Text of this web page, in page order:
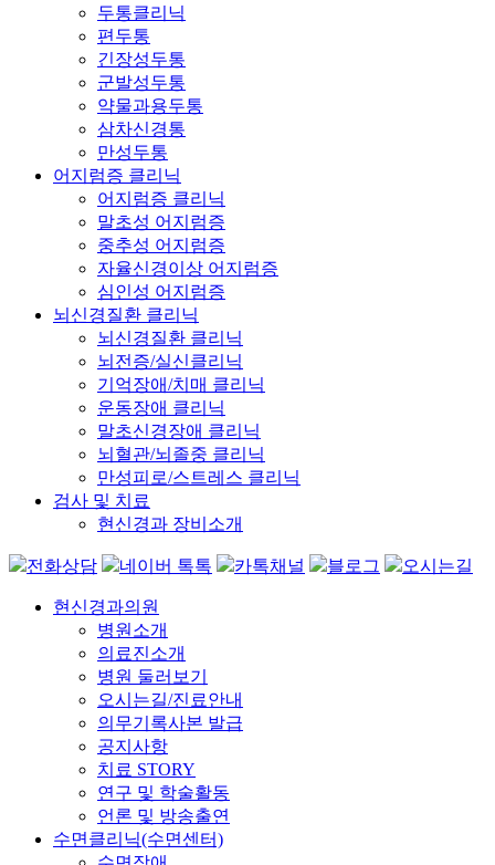
두통클리닉
편두통
긴장성두통
군발성두통
약물과용두통
삼차신경통
만성두통
어지럼증 클리닉
어지럼증 클리닉
말초성 어지럼증
중추성 어지럼증
자율신경이상 어지럼증
심인성 어지럼증
뇌신경질환 클리닉
뇌신경질환 클리닉
뇌전증/실신클리닉
기억장애/치매 클리닉
운동장애 클리닉
말초신경장애 클리닉
뇌혈관/뇌졸중 클리닉
만성피로/스트레스 클리닉
검사 및 치료
현신경과 장비소개
전화상담 네이버 톡톡 카톡채널 블로그 오시는길
현신경과의원
병원소개
의료진소개
병원 둘러보기
오시는길/진료안내
의무기록사본 발급
공지사항
치료 STORY
연구 및 학술활동
언론 및 방송출연
수면클리닉(수면센터)